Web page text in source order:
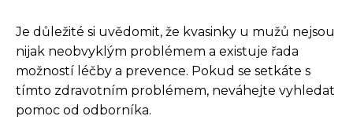
Je důležité si uvědomit, že kvasinky u mužů nejsou
nijak neobvyklým problémem a existuje řada
možností léčby a prevence. Pokud se setkáte s
tímto zdravotním problémem, neváhejte vyhledat
pomoc od odborníka.